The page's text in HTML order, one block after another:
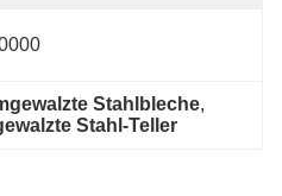
Stahlbleche,
Stahl-Teller